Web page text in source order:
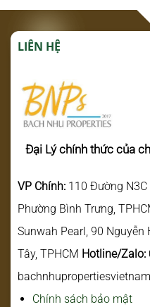
LIÊN HỆ
Đại Lý chính thức của
VP Chính: 110 Đường
Phường Bình Trưng,
Sunwah Pearl, 90
Tây, TPHCM Hotline/Zalo:
Chính sách bảo mật